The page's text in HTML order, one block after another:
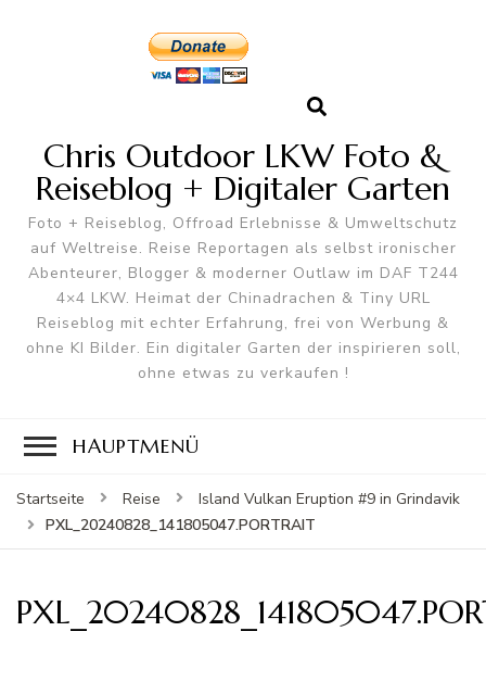
Chris Outdoor LKW Foto &
Reiseblog + Digitaler Garten
Foto + Reiseblog, Offroad Erlebnisse & Umweltschutz
auf Weltreise. Reise Reportagen als selbst ironischer
Abenteurer, Blogger & moderner Outlaw im DAF T244
4×4 LKW. Heimat der Chinadrachen & Tiny URL
Reiseblog mit echter Erfahrung, frei von Werbung &
ohne KI Bilder. Ein digitaler Garten der inspirieren soll,
ohne etwas zu verkaufen !
HAUPTMENÜ
Startseite Reise
Island Vulkan Eruption #9 in Grindavik
PXL_20240828_141805047.PORTRAIT